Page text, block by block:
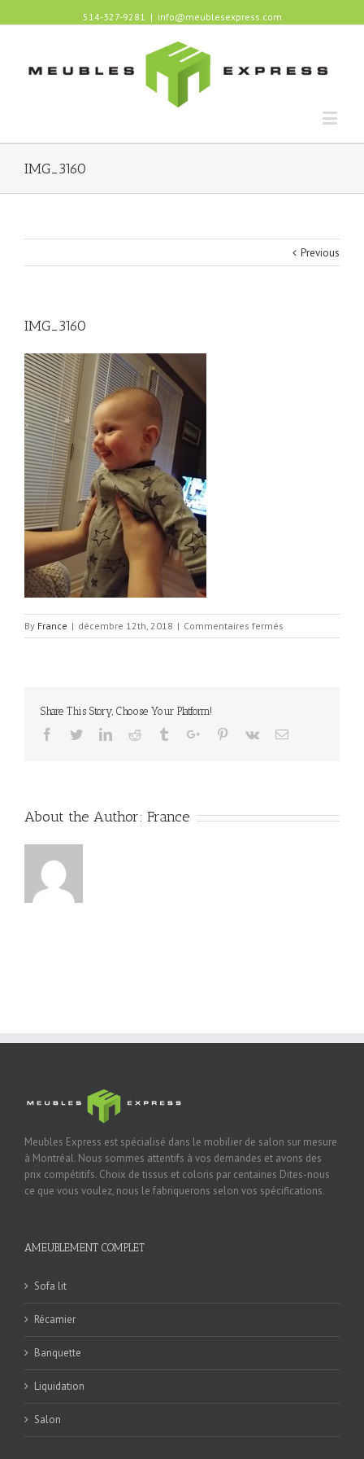
514-327-9281 | info@meublesexpress.com
IMG_3160
Previous
IMG_3160
By France | décembre 12th, 2018 | Commentaires fermés
IMG_3160
Share This Story, Choose Your Platform!
Facebook
TwitterLinkedinReddit TumblrGoogle+Pinterest
Vk Email
About the Author: France
Meubles Express est spécialisé dans le mobilier de salon sur mesure
à Montréal. Nous sommes attentifs à vos demandes et avons des
prix compétitifs. Choix de tissus et coloris par centaines Dites-nous
ce que vous voulez, nous le fabriquerons selon vos spécifications.
AMEUBLEMENT COMPLET
Sofa lit
Récamier
Banquette
Liquidation
Salon